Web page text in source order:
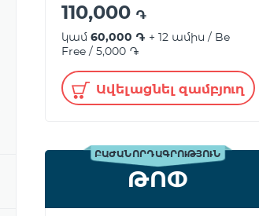
110,000 ֏
կամ 60,000 ֏ + 12 ամիս / Be
Free / 5,000 ֏
Ավելացնել զամբյուղ
ԲԱԺԱՆՈՐԴԱԳՐՈՒԹՅՈՒՆ
ԹՈՓ